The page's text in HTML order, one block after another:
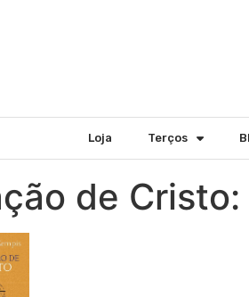
Loja Terços
de Cristo: